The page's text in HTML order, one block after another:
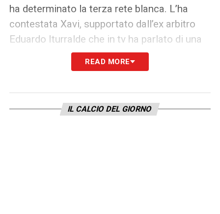
ha determinato la terza rete blanca. L’ha
contestata Xavi, supportato dall’ex arbitro
Eduardo Iturralde che in tv ha parlato di una
decisione errata:
lieve. Per me non è sufficiente a decretare un
penalty. E se invece ritieni che lo sia, allora a
READ MORE
IL CALCIO DEL GIORNO